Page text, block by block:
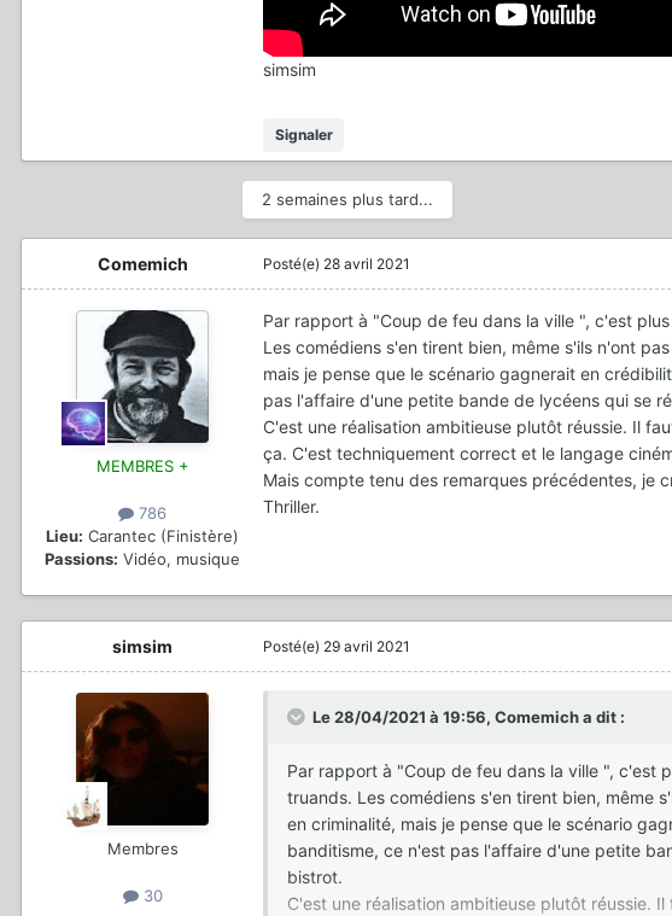
simsim
Signaler
2 semaines plus tard...
Comemich
MEMBRES +
786
Lieu: Carantec (Finistère)
Passions: Vidéo, musique
Posté(e) 28 avril 2021
Par rapport à "Coup de feu dans la ville ", c'est
Les comédiens s'en tirent bien, même s'ils n'ont
mais je pense que le scénario gagnerait en
pas l'affaire d'une petite bande de lycéens qui se
C'est une réalisation ambitieuse plutôt réussie. Il
ça. C'est techniquement correct et le langage
Mais compte tenu des remarques précédentes, je
Thriller.
simsim
Membres
30
Posté(e) 29 avril 2021
Le 28/04/2021 à 19:56, Comemicha dit :
Par rapport à "Coup de feu dans la ville ", c'est
truands. Les comédiens s'en tirent bien, même
en criminalité, mais je pense que le scénario
banditisme, ce n'est pas l'affaire d'une petite
bistrot.
C'est une réalisation ambitieuse plutôt réussie.